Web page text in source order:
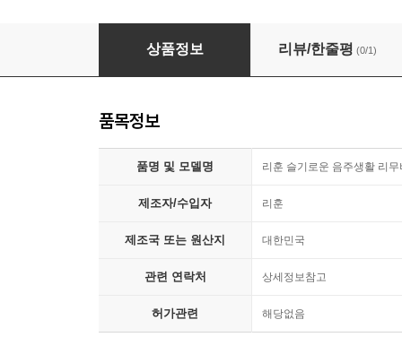
리훈 슬기로운 음주생활 리무버블스티커 소주
상품정보 리뷰/한줄평 (0/1)
품목정보
품명 및 모델명 리훈 슬기로운 음주생활 리
제조자/수입자 리훈
제조국 또는 원산지 대한민국
관련 연락처 상세정보참고
허가관련 해당없음